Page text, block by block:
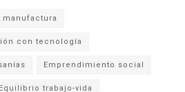
con tecnología
Emprendimiento social
Equilibrio trabajo-vida